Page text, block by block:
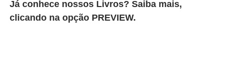
Já conhece nossos Livros? Saiba mais,
clicando na opção PREVIEW.